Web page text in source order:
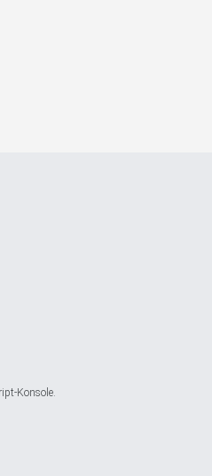
Konsole.